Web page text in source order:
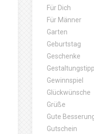
Für Dich
Für Männer
Garten
Geburtstag
Geschenke
Gestaltungstipp
Gewinnspiel
Glückwünsche
Grüße
Gute
Gutschein